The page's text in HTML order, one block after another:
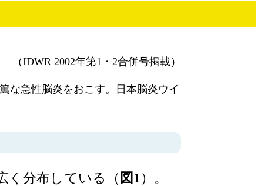
（IDWR 2002年第1・2合併号掲載）
な急性脳炎をおこす。日本脳炎ウイ
く分布している（ 図1 ）。